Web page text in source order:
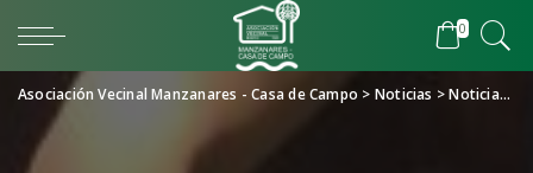
0
Asociación Vecinal Manzanares - Casa de Campo > Noticias >Noticias huerto